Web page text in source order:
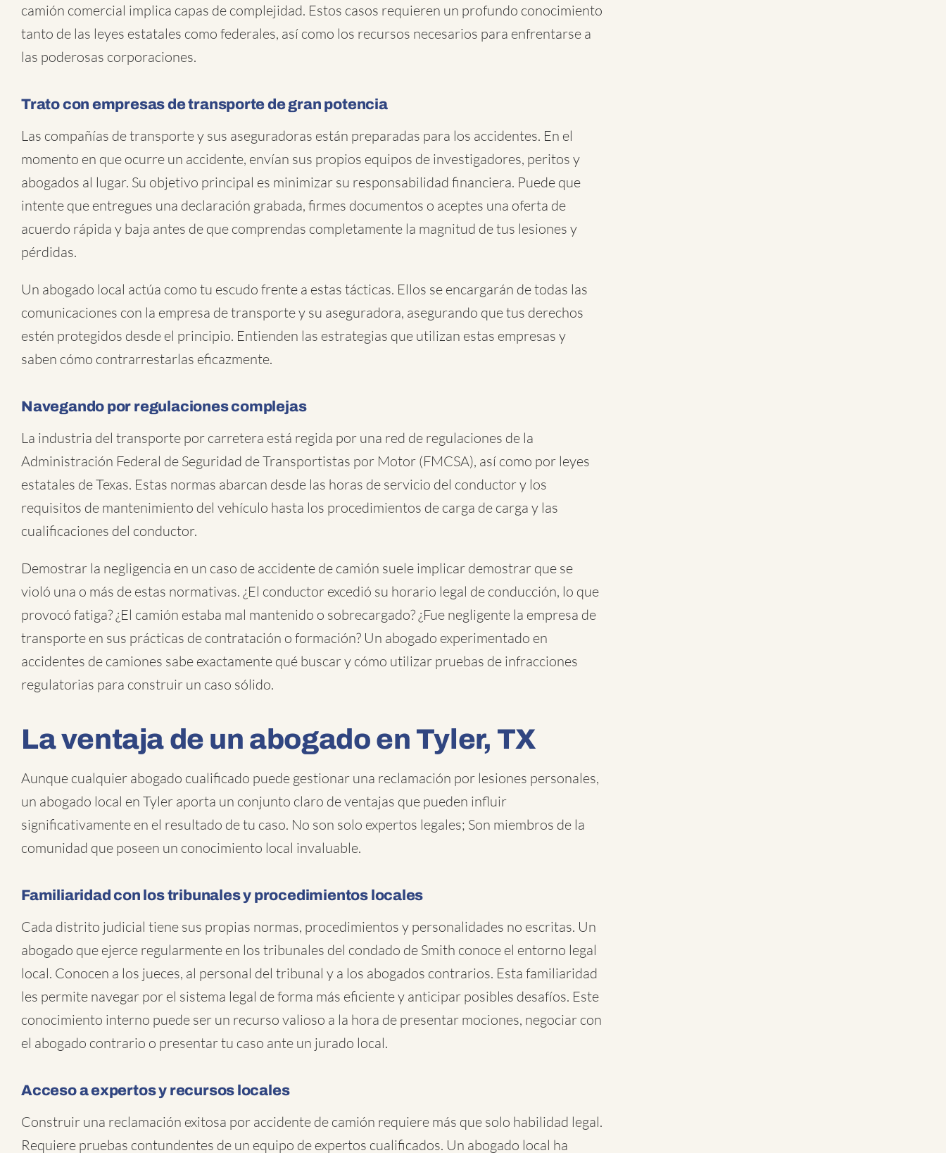
camión comercial implica capas de complejidad. Estos casos requieren un profundo conocimiento
tanto de las leyes estatales como federales, así como los recursos necesarios para enfrentarse a
las poderosas corporaciones.
Trato con empresas de transporte de gran potencia
Las compañías de transporte y sus aseguradoras están preparadas para los accidentes. En el
momento en que ocurre un accidente, envían sus propios equipos de investigadores, peritos y
abogados al lugar. Su objetivo principal es minimizar su responsabilidad financiera. Puede que
intente que entregues una declaración grabada, firmes documentos o aceptes una oferta de
acuerdo rápida y baja antes de que comprendas completamente la magnitud de tus lesiones y
pérdidas.
Un abogado local actúa como tu escudo frente a estas tácticas. Ellos se encargarán de todas las
comunicaciones con la empresa de transporte y su aseguradora, asegurando que tus derechos
estén protegidos desde el principio. Entienden las estrategias que utilizan estas empresas y
saben cómo contrarrestarlas eficazmente.
Navegando por regulaciones complejas
La industria del transporte por carretera está regida por una red de regulaciones de la
Administración Federal de Seguridad de Transportistas por Motor (FMCSA), así como por leyes
estatales de Texas. Estas normas abarcan desde las horas de servicio del conductor y los
requisitos de mantenimiento del vehículo hasta los procedimientos de carga de carga y las
cualificaciones del conductor.
Demostrar la negligencia en un caso de accidente de camión suele implicar demostrar que se
violó una o más de estas normativas. ¿El conductor excedió su horario legal de conducción, lo que
provocó fatiga? ¿El camión estaba mal mantenido o sobrecargado? ¿Fue negligente la empresa de
transporte en sus prácticas de contratación o formación? Un abogado experimentado en
accidentes de camiones sabe exactamente qué buscar y cómo utilizar pruebas de infracciones
regulatorias para construir un caso sólido.
La ventaja de un abogado en Tyler, TX
Aunque cualquier abogado cualificado puede gestionar una reclamación por lesiones personales,
un abogado local en Tyler aporta un conjunto claro de ventajas que pueden influir
significativamente en el resultado de tu caso. No son solo expertos legales; Son miembros de la
comunidad que poseen un conocimiento local invaluable.
Familiaridad con los tribunales y procedimientos locales
Cada distrito judicial tiene sus propias normas, procedimientos y personalidades no escritas. Un
abogado que ejerce regularmente en los tribunales del condado de Smith conoce el entorno legal
local. Conocen a los jueces, al personal del tribunal y a los abogados contrarios. Esta familiaridad
les permite navegar por el sistema legal de forma más eficiente y anticipar posibles desafíos. Este
conocimiento interno puede ser un recurso valioso a la hora de presentar mociones, negociar con
el abogado contrario o presentar tu caso ante un jurado local.
Acceso a expertos y recursos locales
Construir una reclamación exitosa por accidente de camión requiere más que solo habilidad legal.
Requiere pruebas contundentes de un equipo de expertos cualificados. Un abogado local ha